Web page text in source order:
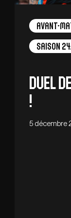
Avant-
Saison
Duel
!
5 décembre